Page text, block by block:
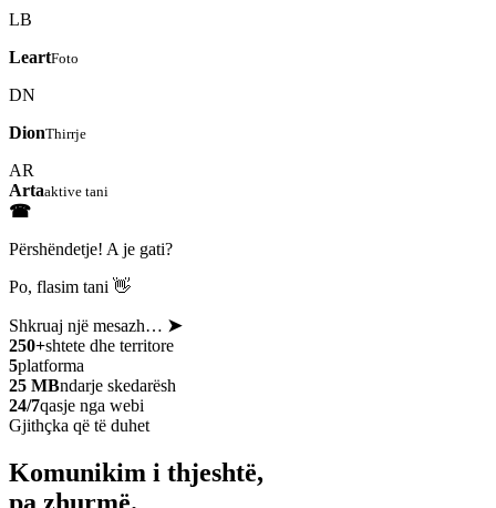
LB
LeartFoto
DN
DionThirrje
AR
Artaaktive tani
☎
Përshëndetje! A je gati?
Po, flasim tani 👋
Shkruaj një mesazh… ➤
250+shtete dhe territore
5platforma
25 MBndarje skedarësh
24/7qasje nga webi
Gjithçka që të duhet
Komunikim i thjeshtë,
pa zhurmë.